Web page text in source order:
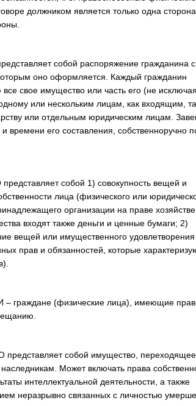
должником является только одна
собой распоряжение гражданина
оно оформляется. Каждый гражданин
свое имущество или часть его (не исключая
или нескольким лицам, как входящим,
или отдельным юридическим лицам.
времени его составления, собственноручно
собой 1) совокупность вещей и
лица (физического или
организации на праве
входят также деньги и ценные бумаги; 2)
вещей или имущественного удовлетворения
прав и обязанностей, которые
(физические лица), имеющие
собой имущество,
Может включать права
интеллектуальной деятельности, а также
неразрывно связанных с личностью